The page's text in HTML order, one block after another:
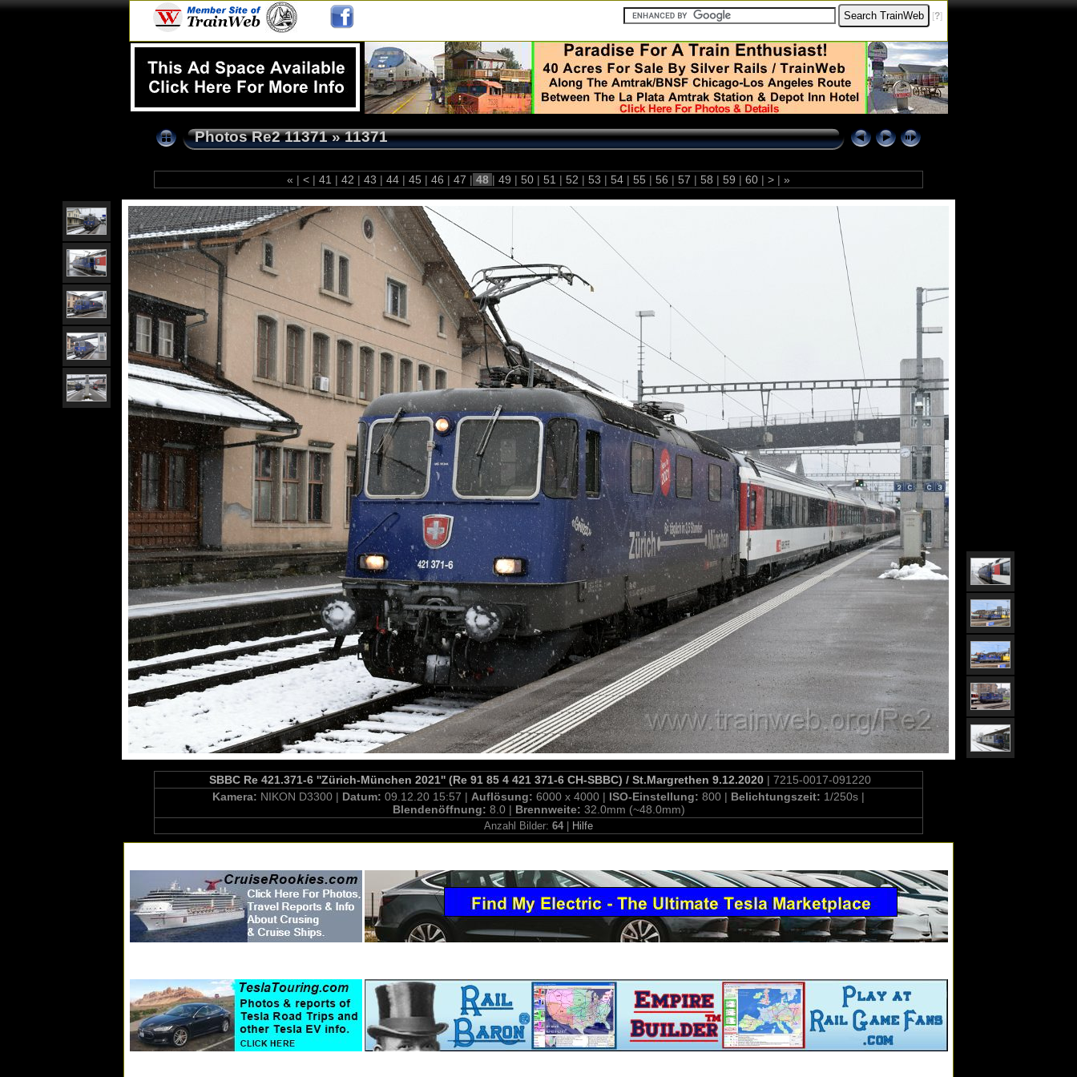
[?]
Photos Re2 11371»11371
« | < | 41 | 42 | 43 | 44 | 45 | 46 | 47 | 48 | 49 | 50 | 51 | 52 | 53 | 54 | 55 | 56 | 57 | 58 | 59 | 60 | > | »
SBBC Re 421.371-6 ''Zürich-München 2021'' (Re 91 85 4 421 371-6 CH-SBBC) / St.Margrethen 9.12.2020 | 7215-0017-091220
Kamera: NIKON D3300 | Datum: 09.12.20 15:57 | Auflösung: 6000 x 4000 | ISO-Einstellung: 800 | Belichtungszeit: 1/250s |
Blendenöffnung: 8.0 | Brennweite: 32.0mm (~48.0mm)
Anzahl Bilder: 64 Hilfe